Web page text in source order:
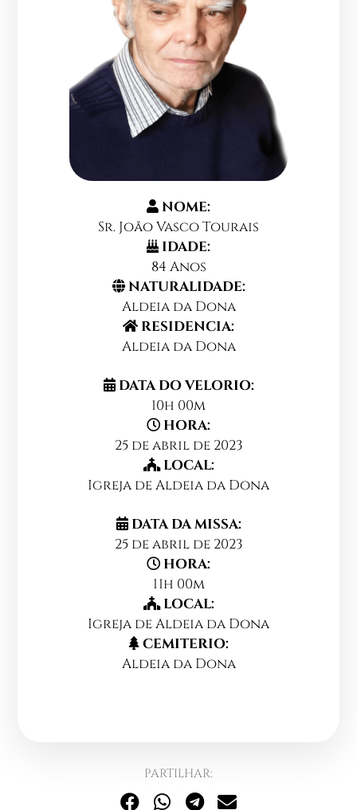
NOME:
Sr. João Vasco Tourais
IDADE:
84 Anos
NATURALIDADE:
Aldeia da Dona
RESIDENCIA:
Aldeia da Dona
DATA DO VELORIO:
10h 00m
HORA:
25 de abril de 2023
LOCAL:
Igreja de Aldeia da Dona
DATA DA MISSA:
25 de abril de 2023
HORA:
11h 00m
LOCAL:
Igreja de Aldeia da Dona
CEMITERIO:
Aldeia da Dona
PARTILHAR: